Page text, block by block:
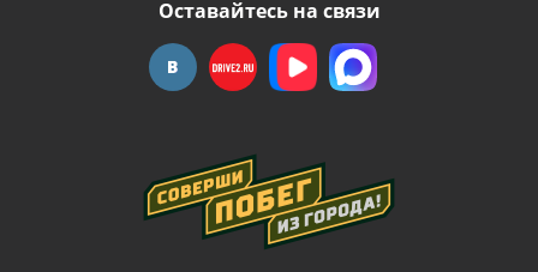
Оставайтесь на связи